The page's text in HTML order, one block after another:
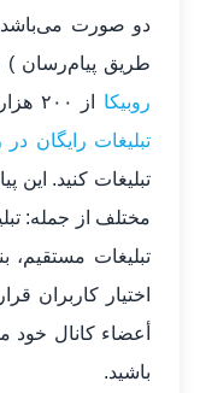
دو صورت می‌باشد:
طریق پیام‌رسان )
روبیکا از ۲۰۰ هزار تومان شروع می‌شود و برای
تبلیغات رایگان در
تبلیغات کنید. این
مختلف از جمله:
تبلیغات مستقیم،
اختیار کاربران
أعضاء کانال خود
باشید.